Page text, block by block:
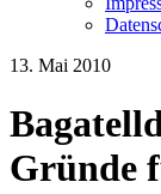
13. Mai 2010
Gründe